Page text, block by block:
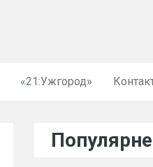
«21:Ужгород»
Популярне